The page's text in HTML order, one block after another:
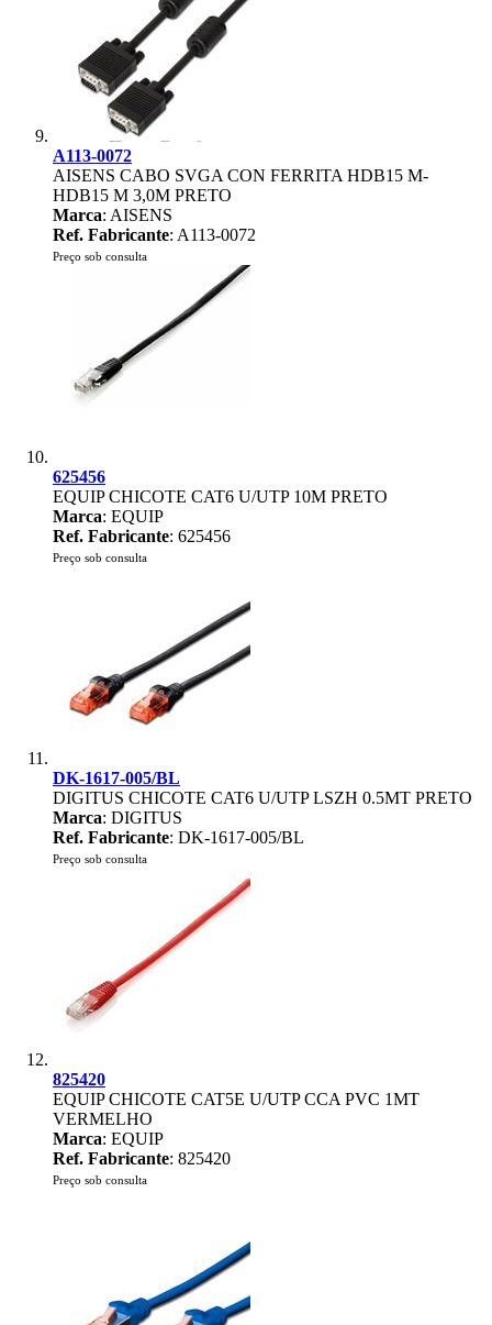
A113-0072
AISENS CABO SVGA CON FERRITA HDB15 M-
HDB15 M 3,0M PRETO
Marca: AISENS
Ref. Fabricante: A113-0072
Preço sob consulta
625456
EQUIP CHICOTE CAT6 U/UTP 10M PRETO
Marca: EQUIP
Ref. Fabricante: 625456
Preço sob consulta
DK-1617-005/BL
DIGITUS CHICOTE CAT6 U/UTP LSZH 0.5MT PRETO
Marca: DIGITUS
Ref. Fabricante: DK-1617-005/BL
Preço sob consulta
825420
EQUIP CHICOTE CAT5E U/UTP CCA PVC 1MT
VERMELHO
Marca: EQUIP
Ref. Fabricante: 825420
Preço sob consulta